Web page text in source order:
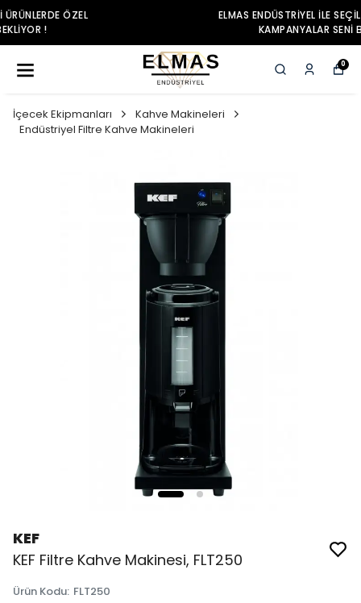
ELMAS ENDÜSTRIYEL ILE SEÇILI ÜRÜNLERDE ÖZEL
0
İçecek Ekipmanları
Kahve Makineleri
Endüstriyel Filtre Kahve Makineleri
KEF
KEF Filtre Kahve Makinesi, FLT250
Ürün Kodu: FLT250